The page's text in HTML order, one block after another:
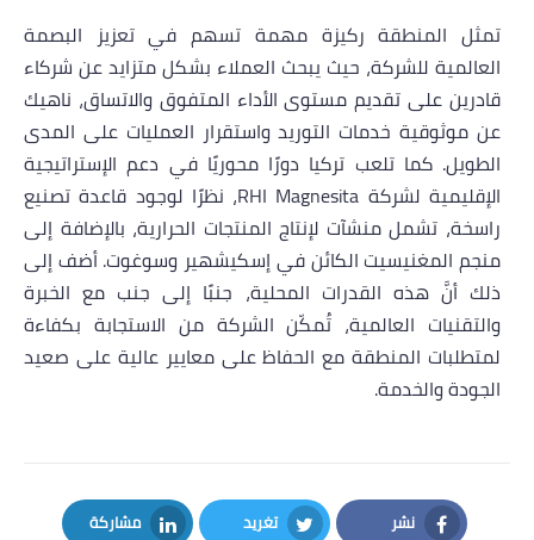
تمثل المنطقة ركيزة مهمة تسهم في تعزيز البصمة
العالمية للشركة، حيث يبحث العملاء بشكل متزايد عن شركاء
قادرين على تقديم مستوى الأداء المتفوق والاتساق، ناهيك
عن موثوقية خدمات التوريد واستقرار العمليات على المدى
الطويل. كما تلعب تركيا دورًا محوريًا في دعم الإستراتيجية
الإقليمية لشركة RHI Magnesita، نظرًا لوجود قاعدة تصنيع
راسخة، تشمل منشآت لإنتاج المنتجات الحرارية، بالإضافة إلى
منجم المغنيسيت الكائن في إسكيشهير وسوغوت. أضف إلى
ذلك أنَّ هذه القدرات المحلية، جنبًا إلى جنب مع الخبرة
والتقنيات العالمية، تُمكّن الشركة من الاستجابة بكفاءة
لمتطلبات المنطقة مع الحفاظ على معايير عالية على صعيد
الجودة والخدمة.
نشر تغريد مشاركة